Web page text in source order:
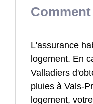
L'assurance
logement. En
Valladiers
pluies à Vals-
logement,